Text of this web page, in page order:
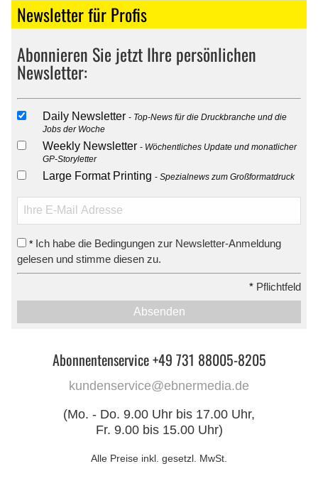
Newsletter für Profis
Abonnieren Sie jetzt Ihre persönlichen
Newsletter:
Daily Newsletter
Top-News für die Druckbranche und die
Jobs der Woche
Weekly Newsletter
Wöchentliches Update und monatlicher
GP-Storyletter
Large Format Printing Spezialnews zum Großformatdruck
* Ich habe die Bedingungen zur Newsletter-Anmeldung
gelesen und stimme diesen zu.
* Pflichtfeld
Absenden
Abonnentenservice +49 731 88005-8205
kundenservice@ebnermedia.de
(Mo. - Do. 9.00 Uhr bis 17.00 Uhr,
Fr. 9.00 bis 15.00 Uhr)
Alle Preise inkl. gesetzl. MwSt.